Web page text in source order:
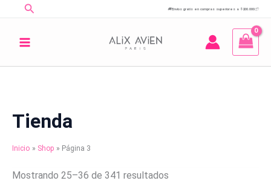
contenido
Buscar 🚚Envíos gratis en compras superiores a $200.000📦
Tienda
Inicio Shop Página 3
Mostrando 25–36 de 341 resultados